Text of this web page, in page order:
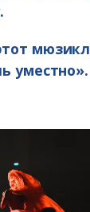
мюзикл
уместно».